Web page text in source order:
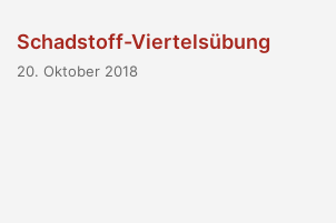
Schadstoff-Viertelsübung
20. Oktober 2018